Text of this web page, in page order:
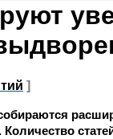
]
Количество